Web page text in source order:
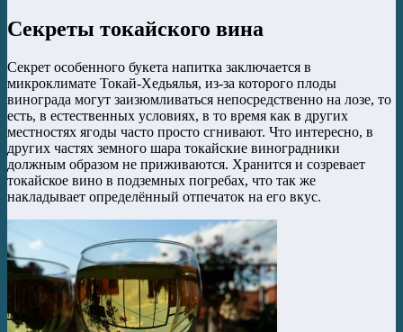
Секреты токайского вина
Секрет особенного букета напитка заключается в
микроклимате Токай-Хедьялья, из-за которого плоды
винограда могут заизюмливаться непосредственно на лозе, то
есть, в естественных условиях, в то время как в других
местностях ягоды часто просто сгнивают. Что интересно, в
других частях земного шара токайские виноградники
должным образом не приживаются. Хранится и созревает
токайское вино в подземных погребах, что так же
накладывает определённый отпечаток на его вкус.